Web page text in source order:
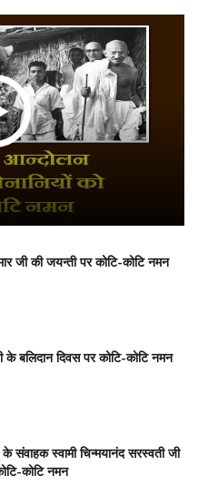
जी की जयन्ती पर कोटि-कोटि नमन
के बलिदान दिवस पर कोटि-कोटि नमन
के संवाहक स्वामी चिन्मयानंद सरस्वती जी
कोटि नमन